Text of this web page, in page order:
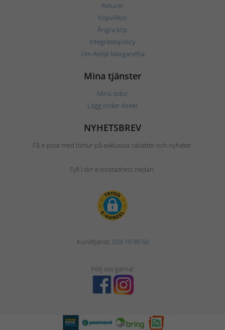
Returer
Köpvillkor
Ångra köp
Integritetspolicy
Om Ateljé Margaretha
Mina tjänster
Mina sidor
Lägg order direkt
NYHETSBREV
Få e-post med förtur på exklusiva rabatter och nyheter.
Fyll i din e-postadress nedan.
Kundtjänst: 033-16 99 50
Följ oss gärna!